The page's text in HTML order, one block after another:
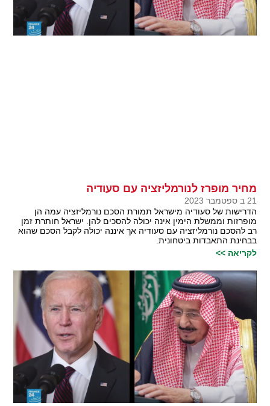
מחיר מופרז לנורמליזציה עם סעודיה
21 ב ספטמבר 2023
הדרישות של סעודיה מישראל תמורת הסכם נורמליזציה עמה הן
מופרזות וממשלת הימין אינה יכולה להסכים להן. ישראל חותרת זמן
רב להסכם נורמליזציה עם סעודיה אך איננה יכולה לקבל הסכם שהוא
בבחינת התאבדות ביטחונית.
לקריאה >>